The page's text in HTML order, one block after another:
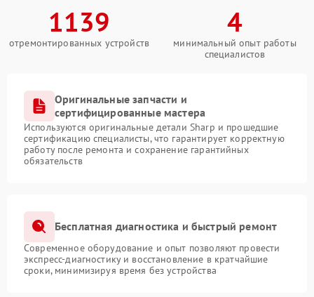
1139
отремонтированных устройств
4
минимальный опыт работы
специалистов
Оригинальные запчасти и
сертифицированные мастера
Используются оригинальные детали Sharp и прошедшие
сертификацию специалисты, что гарантирует корректную
работу после ремонта и сохранение гарантийных
обязательств
Бесплатная диагностика и быстрый ремонт
Современное оборудование и опыт позволяют провести
экспресс-диагностику и восстановление в кратчайшие
сроки, минимизируя время без устройства